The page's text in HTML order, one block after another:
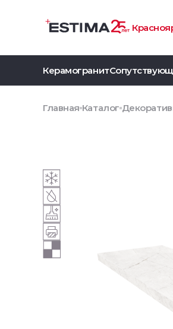
Керамогранит
Главная Каталог